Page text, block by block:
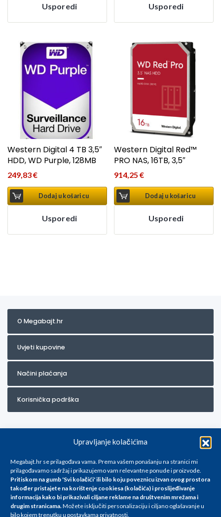
Upravljanje kolačićima
Megabajt.hr se prilagođava vama. Prema vašem ponašanju na stranici mi
prilagođavamo sadržaj i prikazujemo vam relevantne ponude i proizvode.
Pritiskom na gumb 'Svi kolačići' ili bilo koju poveznicu izvan ovog prostora
također pristajete na korištenje cookiesa (kolačića) i proslijeđivanje
informacija kako bi prikazivali ciljane reklame na društvenim mrežama i
drugim stranicama.Možete isključiti personalizaciju i ciljano oglašavanje u
bilo kojem trenutku u postavkama privatnosti.
Usporedi Usporedi
Western Digital 4 TB 3,5″
HDD, WD Purple, 128MB
249,83€
Dodaj u košaricu
Usporedi
Western Digital Red™
PRO NAS, 16TB, 3,5″
914,25€
Dodaj u košaricu
Usporedi
O Megabajt.hr
Uvjeti kupovine
Načini plaćanja
Korisnička podrška
Za artikle kojih trenutno nema u ponudi obratite nam se na
info@megabajt.hr. Sve cijene su informativnog karaktera i podložne su
promjenama, a
iskazane su za avansno plaćanje(gotovina) u Eurima i uključuju PDV. Sve